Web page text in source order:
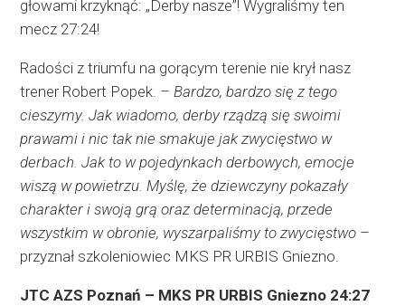
głowami krzyknąć: „Derby nasze”! Wygraliśmy ten
mecz 27:24!
Radości z triumfu na gorącym terenie nie krył nasz
trener Robert Popek. – Bardzo, bardzo się z tego
cieszymy. Jak wiadomo, derby rządzą się swoimi
prawami i nic tak nie smakuje jak zwycięstwo w
derbach. Jak to w pojedynkach derbowych, emocje
wiszą w powietrzu. Myślę, że dziewczyny pokazały
charakter i swoją grą oraz determinacją, przede
wszystkim w obronie, wyszarpaliśmy to zwycięstwo –
przyznał szkoleniowiec MKS PR URBIS Gniezno.
JTC AZS Poznań – MKS PR URBIS Gniezno 24:27